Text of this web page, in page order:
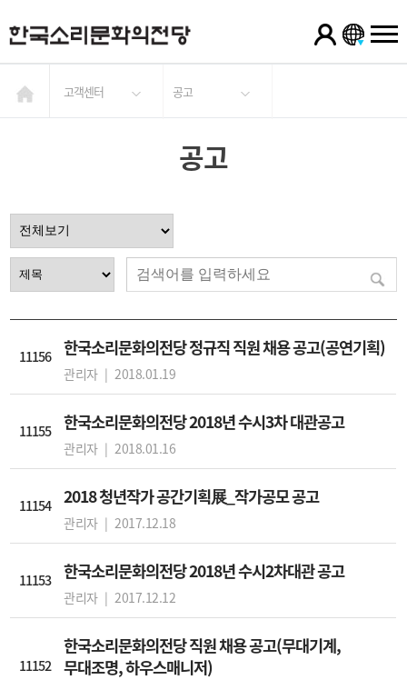
고객센터 공고
공고
11156 한국소리문화의전당 정규직 직원 채용 공고(공연기획)
관리자 | 2018.01.19
11155 한국소리문화의전당 2018년 수시3차 대관공고
관리자 | 2018.01.16
11154 2018 청년작가 공간기획展_작가공모 공고
관리자 | 2017.12.18
11153 한국소리문화의전당 2018년 수시2차대관 공고
관리자 | 2017.12.12
11152
한국소리문화의전당 직원 채용 공고(무대기계,
무대조명, 하우스매니저)